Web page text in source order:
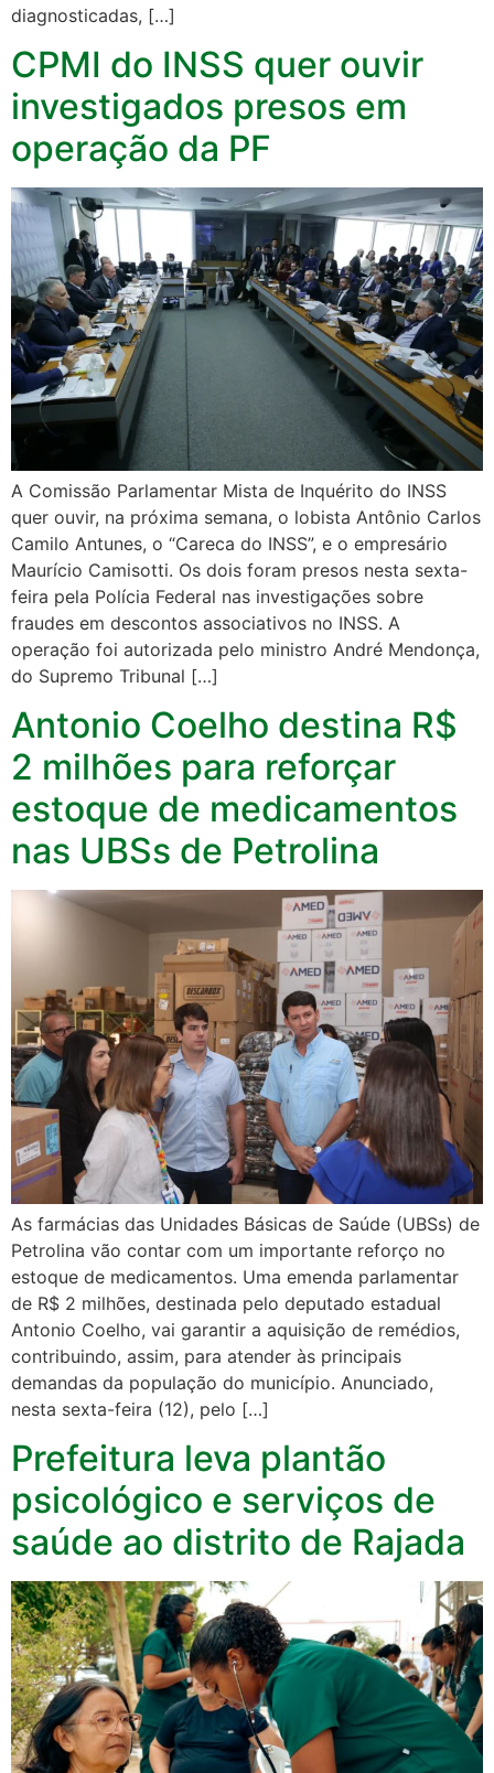
diagnosticadas, […]
CPMI do INSS quer ouvir
investigados presos em
operação da PF
A Comissão Parlamentar Mista de Inquérito do INSS
quer ouvir, na próxima semana, o lobista Antônio Carlos
Camilo Antunes, o “Careca do INSS”, e o empresário
Maurício Camisotti. Os dois foram presos nesta sexta-
feira pela Polícia Federal nas investigações sobre
fraudes em descontos associativos no INSS. A
operação foi autorizada pelo ministro André Mendonça,
do Supremo Tribunal […]
Antonio Coelho destina R$
2 milhões para reforçar
estoque de medicamentos
nas UBSs de Petrolina
As farmácias das Unidades Básicas de Saúde (UBSs) de
Petrolina vão contar com um importante reforço no
estoque de medicamentos. Uma emenda parlamentar
de R$ 2 milhões, destinada pelo deputado estadual
Antonio Coelho, vai garantir a aquisição de remédios,
contribuindo, assim, para atender às principais
demandas da população do município. Anunciado,
nesta sexta-feira (12), pelo […]
Prefeitura leva plantão
psicológico e serviços de
saúde ao distrito de Rajada